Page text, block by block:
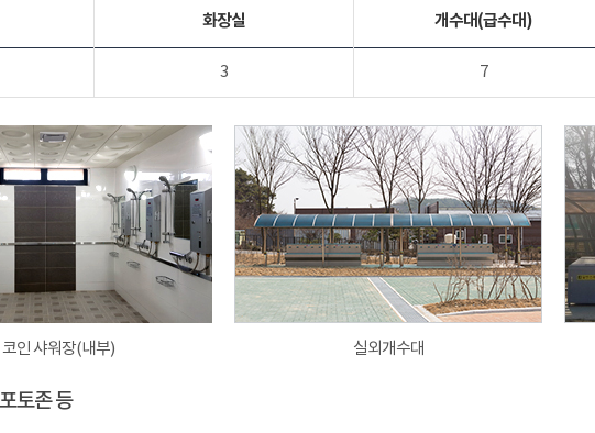
화장실 개수대(급수대)
3 7
코인 샤워장(내부) 실외개수대
토존 등